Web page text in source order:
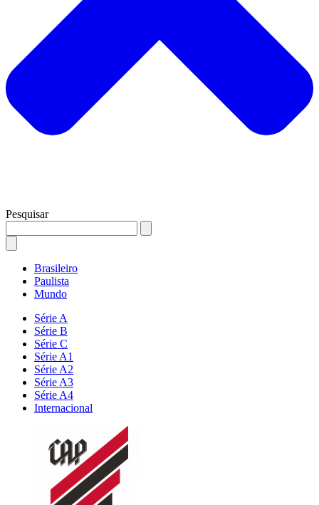
Pesquisar
Brasileiro
Paulista
Mundo
Série A
Série B
Série C
Série A1
Série A2
Série A3
Série A4
Internacional